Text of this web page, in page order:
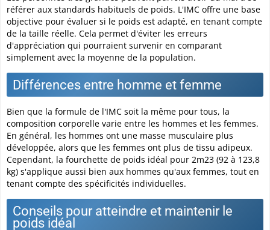
référer aux standards habituels de poids. L'IMC offre une base
objective pour évaluer si le poids est adapté, en tenant compte
de la taille réelle. Cela permet d'éviter les erreurs
d'appréciation qui pourraient survenir en comparant
simplement avec la moyenne de la population.
Différences entre homme et femme
Bien que la formule de l'IMC soit la même pour tous, la
composition corporelle varie entre les hommes et les femmes.
En général, les hommes ont une masse musculaire plus
développée, alors que les femmes ont plus de tissu adipeux.
Cependant, la fourchette de poids idéal pour 2m23 (92 à 123,8
kg) s'applique aussi bien aux hommes qu'aux femmes, tout en
tenant compte des spécificités individuelles.
Conseils pour atteindre et maintenir le
poids idéal